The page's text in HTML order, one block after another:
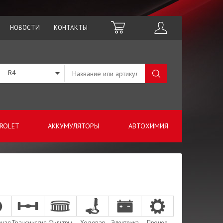
НОВОСТИ КОНТАКТЫ
АККУМУЛЯТОРЫ АВТОХИМИЯ
R4